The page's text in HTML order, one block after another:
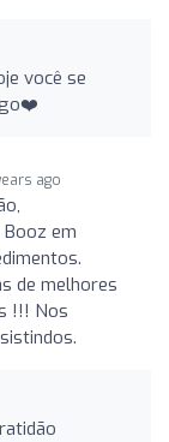
você se
ago
em
de melhores
!!! Nos